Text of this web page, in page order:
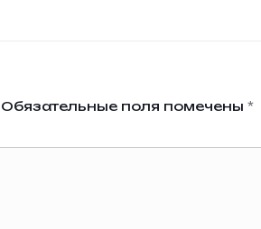
Обязательные поля помечены *